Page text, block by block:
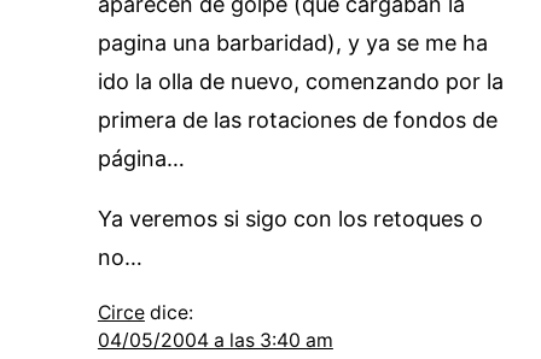
pagina una barbaridad), y ya se me ha
ido la olla de nuevo, comenzando por la
primera de las rotaciones de fondos de
página…
Ya veremos si sigo con los retoques o
no…
Circe dice:
04/05/2004 a las 3:40 am